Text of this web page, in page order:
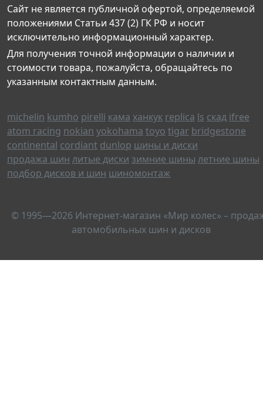
Сайт не является публичной офертой, определяемой
положениями Статьи 437 (2) ГК РФ и носит
исключительно информационный характер.
Для получения точной информации о наличии и
стоимости товара, пожалуйста, обращайтесь по
указанным контактным данным.
michelin kumho pirelli кама ханкук replica ls скад ifree
atom racing nokian yokohama toyo tigar bridgestone
continental cordiant dunlop шины и диски
продажа шин литые диски зимние шины летние шины
подбор дисков и шин шиномонтаж
© 1995—2026 Интернет-магазин «Мир колес» –
автомобильных шин и дисков